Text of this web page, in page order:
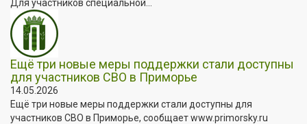
Для участников специальной...
Ещё три новые меры поддержки стали доступны
для участников СВО в Приморье
14.05.2026
Ещё три новые меры поддержки стали доступны для
участников СВО в Приморье, сообщает www.primorsky.ru